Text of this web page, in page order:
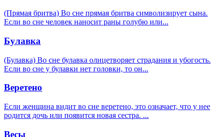
(Прямая бритва) Во сне прямая бритва символизирует сына.
Если во сне человек наносит раны голубю или...
Булавка
(Булавка) Во сне булавка олицетворяет страдания и убогость.
Если во сне у булавки нет головки, то он...
Веретено
Если женщина видит во сне веретено, это означает, что у нее
родится дочь или появится новая сестра. ...
Весы